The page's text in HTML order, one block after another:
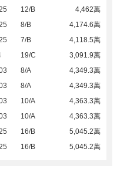
12/B
4,462萬
8/B
4,174.6萬
7/B
4,118.5萬
19/C
3,091.9萬
8/A
4,349.3萬
8/A
4,349.3萬
10/A
4,363.3萬
10/A
4,363.3萬
16/B
5,045.2萬
16/B 5,045.2萬